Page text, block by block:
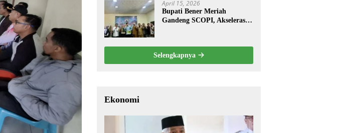
April 15, 2026
Bupati Bener Meriah
Gandeng SCOPI, Akselerasi
Selengkapnya
Ekonomi